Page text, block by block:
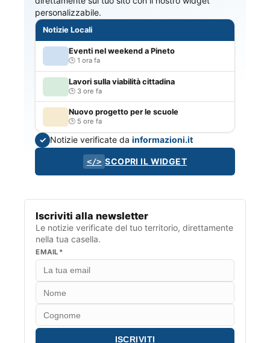
personalizzabile.
Notizie Locali
Eventi nel weekend a Pineto
1 ora fa
Lavori sulla viabilità cittadina
3 ore fa
Nuovo progetto per le scuole
5 ore fa
✓ Notizie verificate dainformazioni.it
</> SCOPRI IL WIDGET
Iscriviti alla newsletter
Le notizie verificate del tuo territorio, direttamente
nella tua casella.
EMAIL*